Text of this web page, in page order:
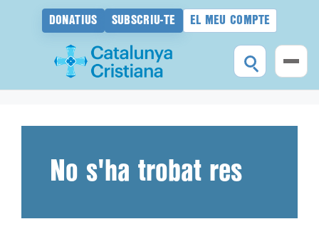
DONATIUS SUBSCRIU-TE EL MEU COMPTE
No s'ha trobat res